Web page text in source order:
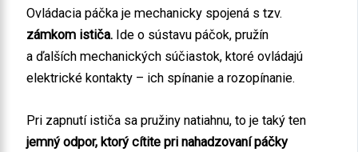
Ovládacia páčka je mechanicky spojená s tzv.
zámkom ističa. Ide o sústavu páčok, pružín
a ďalších mechanických súčiastok, ktoré ovládajú
elektrické kontakty – ich spínanie a rozopínanie.
Pri zapnutí ističa sa pružiny natiahnu, to je taký ten
jemný odpor, ktorý cítite pri nahadzovaní páčky